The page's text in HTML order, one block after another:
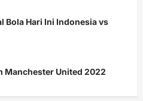
Bola Hari Ini Indonesia vs
Manchester United 2022